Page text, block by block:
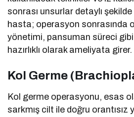
sonrası unsurlar detaylı şekilde
hasta; operasyon sonrasında
yönetimi, pansuman süreci
hazırlıklı olarak ameliyata girer.
Kol Germe
Kol germe operasyonu, esas
sarkmış cilt ile doğru orantısız